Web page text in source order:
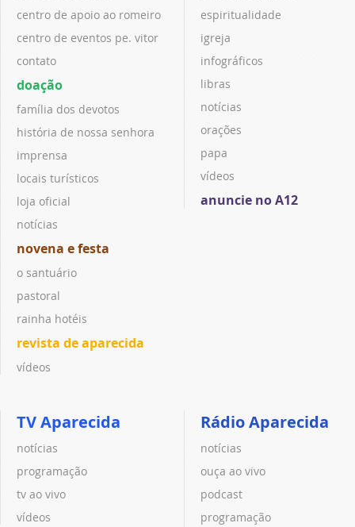
centro de apoio ao romeiro
centro de eventos pe. vitor
contato
doação
família dos devotos
história de nossa senhora
imprensa
locais turísticos
loja oficial
notícias
novena e festa
o santuário
pastoral
rainha hotéis
revista de aparecida
vídeos
espiritualidade
igreja
infográficos
libras
notícias
orações
papa
vídeos
anuncie no A12
TV Aparecida
notícias
programação
tv ao vivo
vídeos
Rádio Aparecida
notícias
ouça ao vivo
podcast
programação